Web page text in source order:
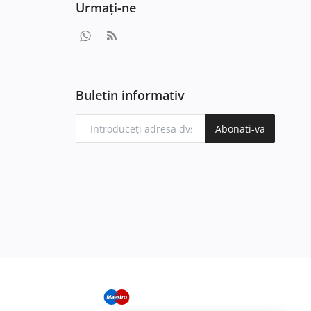
Urmați-ne
Buletin informativ
Abonati-va